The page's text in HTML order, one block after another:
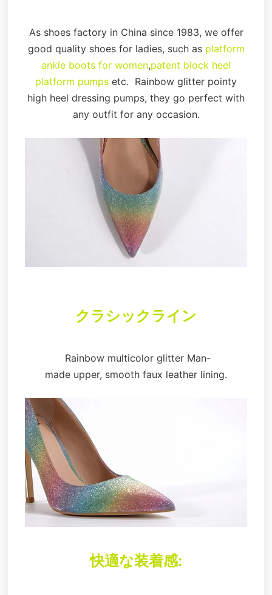
As shoes factory in China since 1983, we offer
good quality shoes for ladies, such as platform
ankle boots for women,patent block heel
platform pumps etc. Rainbow glitter pointy
high heel dressing pumps, they go perfect with
any outfit for any occasion.
クラシックライン
Rainbow multicolor glitter Man-
made upper, smooth faux leather lining.
快適な装着感: